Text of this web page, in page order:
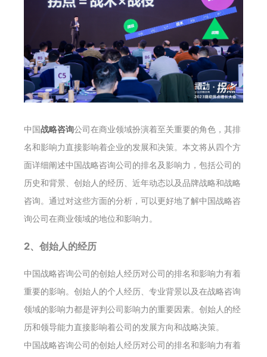
中国战略咨询公司在商业领域扮演着至关重要的角色，其排
名和影响力直接影响着企业的发展和决策。本文将从四个方
面详细阐述中国战略咨询公司的排名及影响力，包括公司的
历史和背景、创始人的经历、近年动态以及品牌战略和战略
咨询。通过对这些方面的分析，可以更好地了解中国战略咨
询公司在商业领域的地位和影响力。
2、创始人的经历
中国战略咨询公司的创始人经历对公司的排名和影响力有着
重要的影响。创始人的个人经历、专业背景以及在战略咨询
领域的影响力都是评判公司影响力的重要因素。创始人的经
历和领导能力直接影响着公司的发展方向和战略决策。
中国战略咨询公司的创始人经历对公司的排名和影响力有着